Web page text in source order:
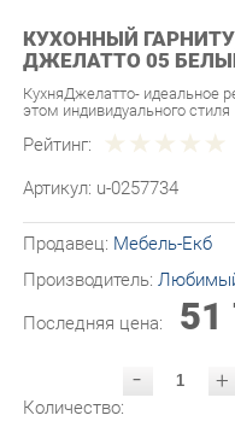
КУХОННЫЙ
ДЖЕЛАТТО 05
КухняДжелатто- идеальное
Рейтинг:
Артикул: u-0257734
Производитель:Любимый
Последняя цена: 51
-